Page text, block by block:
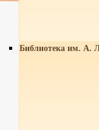
Библиотека им. А.